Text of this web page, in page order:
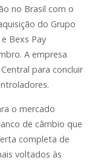
no Brasil com o
do Grupo
Bexs Pay
A empresa
para concluir
o mercado
de câmbio que
completa de
voltados às